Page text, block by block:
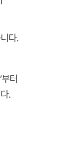
다.
터
.